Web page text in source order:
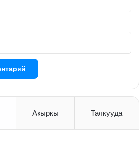
Акыркы Талкууда